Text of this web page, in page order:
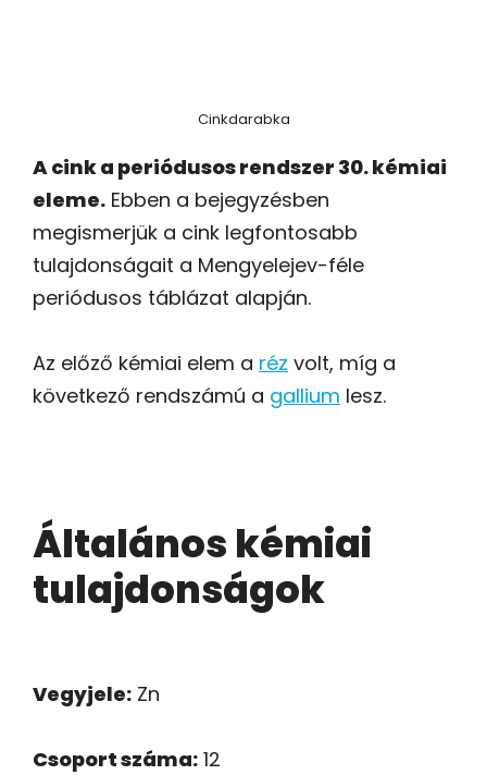
Cinkdarabka
A cink a periódusos rendszer 30. kémiai
eleme. Ebben a bejegyzésben
megismerjük a cink legfontosabb
tulajdonságait a Mengyelejev-féle
periódusos táblázat alapján.
Az előző kémiai elem a réz volt, míg a
következő rendszámú a gallium lesz.
Általános kémiai
tulajdonságok
Vegyjele: Zn
Csoport száma: 12